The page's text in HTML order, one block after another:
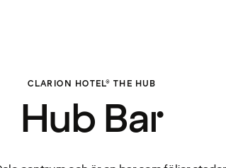
CLARION HOTEL® THE HUB
Hub Bar